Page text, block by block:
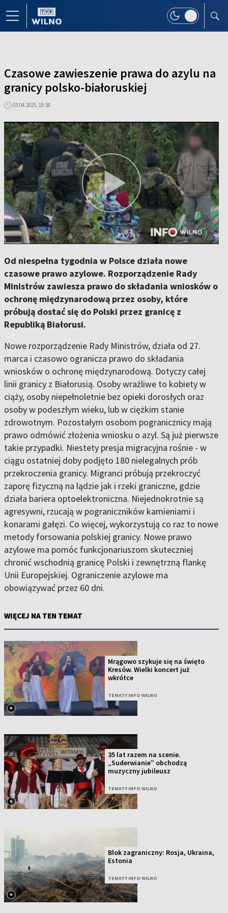
Czasowe zawieszenie prawa do azylu na
granicy polsko-białoruskiej
03.04.2025, 18:58
Od niespełna tygodnia w Polsce działa nowe
czasowe prawo azylowe. Rozporządzenie Rady
Ministrów zawiesza prawo do składania wniosków o
ochronę międzynarodową przez osoby, które
próbują dostać się do Polski przez granicę z
Republiką Białorusi.
Nowe rozporządzenie Rady Ministrów, działa od 27.
marca i czasowo ogranicza prawo do składania
wniosków o ochronę międzynarodową. Dotyczy całej
linii granicy z Białorusią. Osoby wrażliwe to kobiety w
ciąży, osoby niepełnoletnie bez opieki dorosłych oraz
osoby w podeszłym wieku, lub w ciężkim stanie
zdrowotnym. Pozostałym osobom pogranicznicy mają
prawo odmówić złożenia wniosku o azyl. Są już pierwsze
takie przypadki. Niestety presja migracyjna rośnie - w
ciągu ostatniej doby podjęto 180 nielegalnych prób
przekroczenia granicy. Migranci próbują przekroczyć
zaporę fizyczną na lądzie jak i rzeki graniczne, gdzie
działa bariera optoelektroniczna. Niejednokrotnie są
agresywni, rzucają w pograniczników kamieniami i
konarami gałęzi. Co więcej, wykorzystują co raz to nowe
metody forsowania polskiej granicy. Nowe prawo
azylowe ma pomóc funkcjonariuszom skuteczniej
chronić wschodnią granicę Polski i zewnętrzną flankę
Unii Europejskiej. Ograniczenie azylowe ma
obowiązywać przez 60 dni.
WIĘCEJ NA TEN TEMAT
Mrągowo szykuje się na święto
Kresów. Wielki koncert już
wkrótce
TEMATY INFO WILNO
35 lat razem na scenie.
„Suderwianie” obchodzą
muzyczny jubileusz
TEMATY INFO WILNO
Blok zagraniczny: Rosja, Ukraina,
Estonia
TEMATY INFO WILNO